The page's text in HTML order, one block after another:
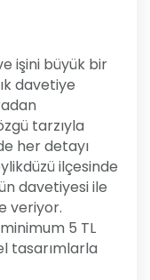
işini büyük bir
davetiye
tarzıyla
her detayı
ilçesinde
davetiyesi ile
veriyor.
5 TL
tasarımlarla